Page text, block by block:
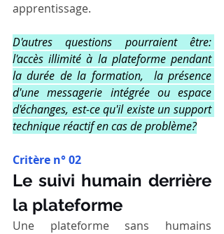
apprentissage.
D'autres questions pourraient être:
l'accès illimité à la plateforme pendant
la durée de la formation,  la présence
d'une messagerie intégrée ou espace
d'échanges, est-ce qu'il existe un support
technique réactif en cas de problème?
Critère n° 02
Le suivi humain derrière
la plateforme
Une plateforme sans humains